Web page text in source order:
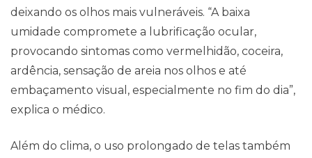
deixando os olhos mais vulneráveis. “A baixa
umidade compromete a lubrificação ocular,
provocando sintomas como vermelhidão, coceira,
ardência, sensação de areia nos olhos e até
embaçamento visual, especialmente no fim do dia”,
explica o médico.
Além do clima, o uso prolongado de telas também